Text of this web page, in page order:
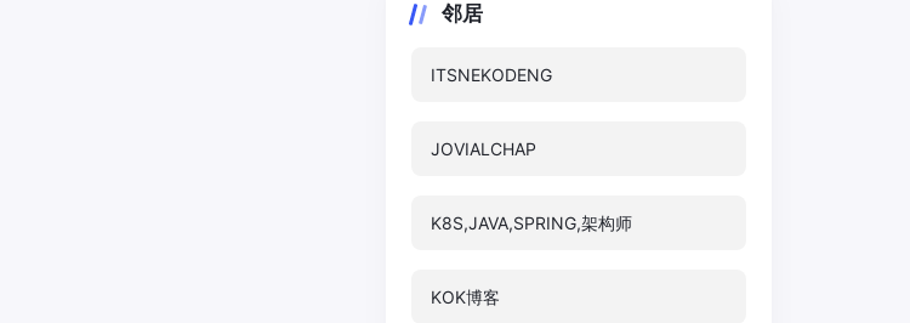
邻居
ITSNEKODENG
JOVIALCHAP
K8S,JAVA,SPRING,架构师
KOK博客